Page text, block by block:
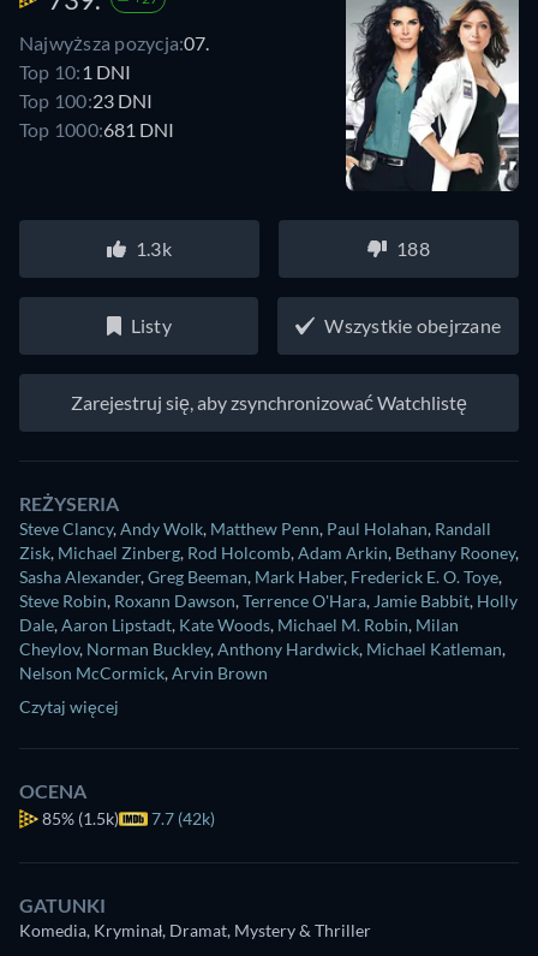
Najwyższa pozycja:07.
Top 10: 1 DNI
Top 100:23 DNI
Top 1000:681 DNI
1.3k 188
Listy Wszystkie obejrzane
Zarejestruj się, aby zsynchronizować Watchlistę
REŻYSERIA
Steve Clancy,Andy Wolk, Matthew Penn, Paul Holahan, Randall
Zisk, Michael Zinberg, Rod Holcomb,Adam Arkin, Bethany Rooney,
Sasha Alexander,Greg Beeman, Mark Haber, Frederick E. O. Toye,
Steve Robin, Roxann Dawson,Terrence O'Hara, Jamie Babbit, Holly
Dale,Aaron Lipstadt, Kate Woods, Michael M. Robin, Milan
Cheylov, Norman Buckley,Anthony Hardwick, Michael Katleman,
Nelson McCormick,Arvin Brown
Czytaj więcej
OCENA
85% (1.5k) 7.7 (42k)
GATUNKI
Komedia, Kryminał, Dramat, Mystery & Thriller